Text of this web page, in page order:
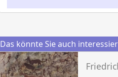
Das könnte Sie auch